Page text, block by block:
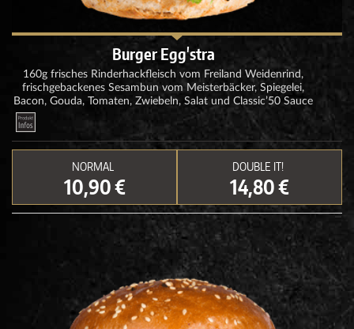
Burger Egg'stra
160g frisches Rinderhackfleisch vom Freiland Weidenrind,
frischgebackenes Sesambun vom Meisterbäcker, Spiegelei,
Bacon, Gouda, Tomaten, Zwiebeln, Salat und Classic’50 Sauce
NORMAL
10,90 €
DOUBLE IT!
14,80 €